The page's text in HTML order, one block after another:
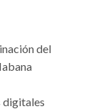
del
digitales